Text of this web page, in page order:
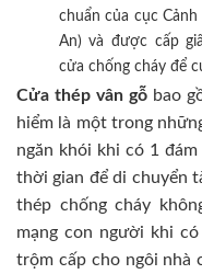
chuẩn của cục
An) và được cấp
cửa chống cháy để
Cửa thép vân gỗ bao
hiểm là một trong
ngăn khói khi có 1
thời gian để di chuyển
thép chống cháy
mạng con người khi
trộm cấp cho ngôi nhà